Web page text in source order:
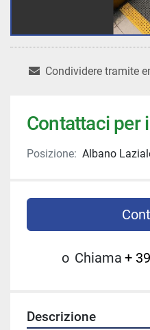
Condividere tramite
Contattaci per
Posizione: Albano
o Chiama +
Descrizione